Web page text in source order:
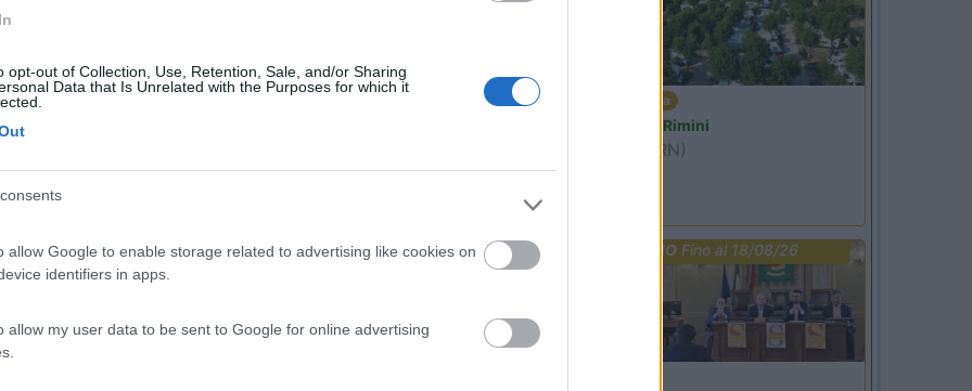
opt-out of Collection, Use, Retention, Sale, and/or Sharing
Data that Is Unrelated with the Purposes for which it
allow Google to enable storage related to advertising like cookies on
identifiers in apps.
allow my user data to be sent to Google for online advertising
'Gemelli', Contrada Salinella 45, 20 post...
45
agricola, produttrice di olio d'oliva extraverg...
Emilia Romagna
Camper Park Rimini
(RN)
PROMO Fino al 18/08/26